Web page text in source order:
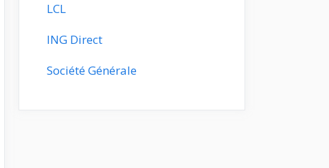
LCL
ING Direct
Société Générale